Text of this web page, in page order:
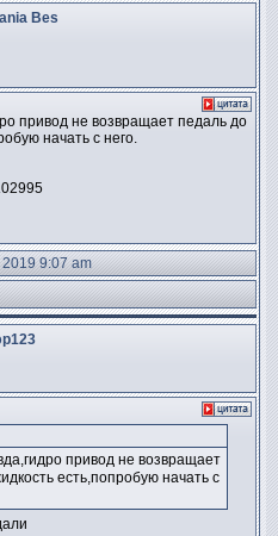
Bes
привод не возвращает педаль до
начать с него.
9:07 am
привод не возвращает
есть,попробую начать с